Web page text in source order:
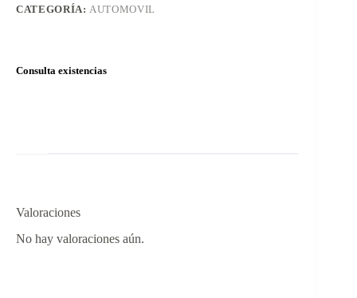
CATEGORÍA:AUTOMOVIL
Consulta existencias
Valoraciones
No hay valoraciones aún.